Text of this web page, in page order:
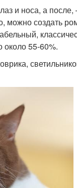
и носа, а
можно создать
около 55-60%.